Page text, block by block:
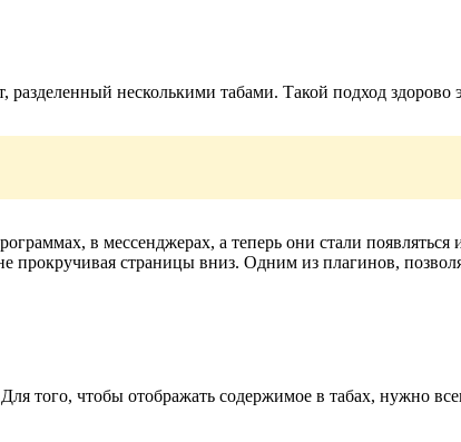
несколькими табами. Такой подход здорово
в мессенджерах, а теперь они стали
прокручивая страницы вниз. Одним из плагинов,
того, чтобы отображать содержимое в табах, нужно